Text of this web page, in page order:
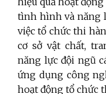
tình hình và năng
việc tổ chức thi
cơ sở vật chất,
năng lực đội ngũ
ứng dụng công
hoạt động tổ chức